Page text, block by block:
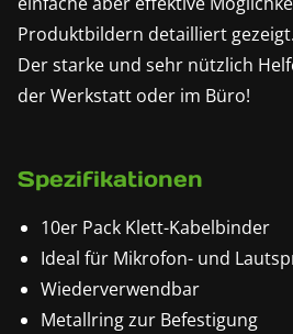
Produktbildern detailliert gezeigt.
Der starke und sehr nützlich
der Werkstatt oder im Büro!
Spezifikationen
10er Pack Klett-Kabelbinder
Ideal für Mikrofon- und
Wiederverwendbar
Metallring zur Befestigung